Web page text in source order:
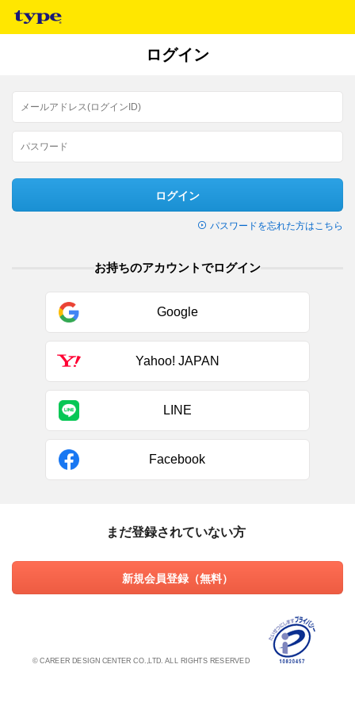
ログイン
ログイン
パスワードを忘れた方はこちら
お持ちのアカウントでログイン
Google
Yahoo! JAPAN
LINE
Facebook
まだ登録されていない方
新規会員登録（無料）
© CAREER DESIGN CENTER CO.,LTD. ALL RIGHTS RESERVED